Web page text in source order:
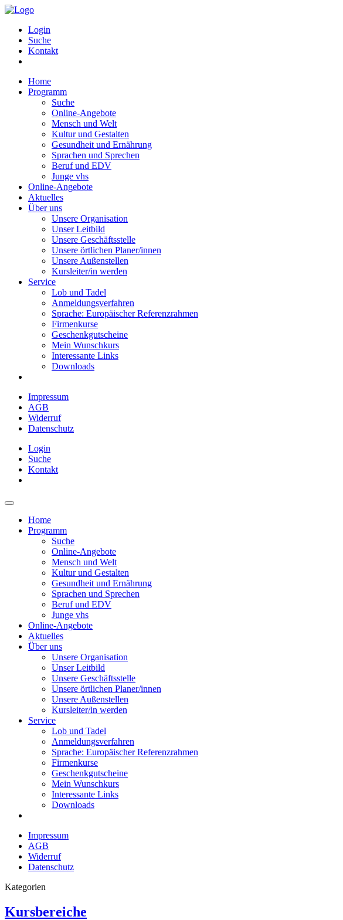
Login
Suche
Kontakt
Home
Programm
Suche
Online-Angebote
Mensch und Welt
Kultur und Gestalten
Gesundheit und Ernährung
Sprachen und Sprechen
Beruf und EDV
Junge vhs
Online-Angebote
Aktuelles
Über uns
Unsere Organisation
Unser Leitbild
Unsere Geschäftsstelle
Unsere örtlichen Planer/innen
Unsere Außenstellen
Kursleiter/in werden
Service
Lob und Tadel
Anmeldungsverfahren
Sprache: Europäischer Referenzrahmen
Firmenkurse
Geschenkgutscheine
Mein Wunschkurs
Interessante Links
Downloads
Impressum
AGB
Widerruf
Datenschutz
Login
Suche
Kontakt
Home
Programm
Suche
Online-Angebote
Mensch und Welt
Kultur und Gestalten
Gesundheit und Ernährung
Sprachen und Sprechen
Beruf und EDV
Junge vhs
Online-Angebote
Aktuelles
Über uns
Unsere Organisation
Unser Leitbild
Unsere Geschäftsstelle
Unsere örtlichen Planer/innen
Unsere Außenstellen
Kursleiter/in werden
Service
Lob und Tadel
Anmeldungsverfahren
Sprache: Europäischer Referenzrahmen
Firmenkurse
Geschenkgutscheine
Mein Wunschkurs
Interessante Links
Downloads
Impressum
AGB
Widerruf
Datenschutz
Kategorien
Kursbereiche